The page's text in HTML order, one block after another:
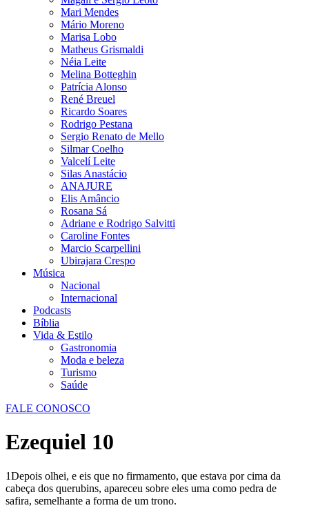
Mari Mendes
Mário Moreno
Marisa Lobo
Matheus Grismaldi
Néia Leite
Melina Botteghin
Patrícia Alonso
René Breuel
Ricardo Soares
Rodrigo Pestana
Sergio Renato de Mello
Silmar Coelho
Valcelí Leite
Silas Anastácio
ANAJURE
Elis Amâncio
Rosana Sá
Adriane e Rodrigo Salvitti
Caroline Fontes
Marcio Scarpellini
Ubirajara Crespo
Música
Nacional
Internacional
Podcasts
Bíblia
Vida & Estilo
Gastronomia
Moda e beleza
Turismo
Saúde
FALE CONOSCO
Ezequiel 10
1Depois olhei, e eis que no firmamento, que estava por cima da
cabeça dos querubins, apareceu sobre eles uma como pedra de
safira, semelhante a forma de um trono.